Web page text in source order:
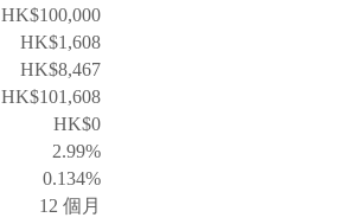
HK$100,000
HK$1,608
HK$8,467
HK$101,608
HK$0
2.99%
0.134%
12 個月